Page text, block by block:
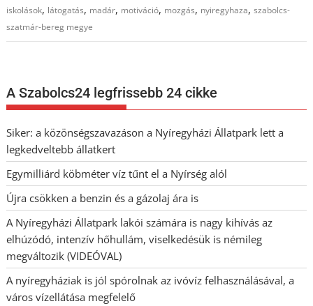
iskolások, látogatás, madár, motiváció, mozgás, nyiregyhaza,szabolcs-
szatmár-bereg megye
A Szabolcs24 legfrissebb 24 cikke
Siker: a közönségszavazáson a Nyíregyházi Állatpark lett a
legkedveltebb állatkert
Egymilliárd köbméter víz tűnt el a Nyírség alól
Újra csökken a benzin és a gázolaj ára is
A Nyíregyházi Állatpark lakói számára is nagy kihívás az
elhúzódó, intenzív hőhullám, viselkedésük is némileg
megváltozik (VIDEÓVAL)
A nyíregyháziak is jól spórolnak az ivóvíz felhasználásával, a
város vízellátása megfelelő